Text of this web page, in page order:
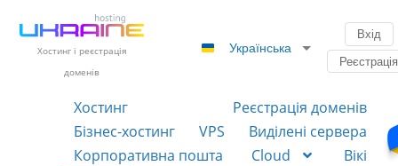
Хостинг і реєстрація
доменів
Українська
Вхід
Реєстрація
Хостинг
Реєстрація доменів
Бізнес-хостинг
VPS
Виділені сервера
Корпоративна пошта
Cloud
Вікі